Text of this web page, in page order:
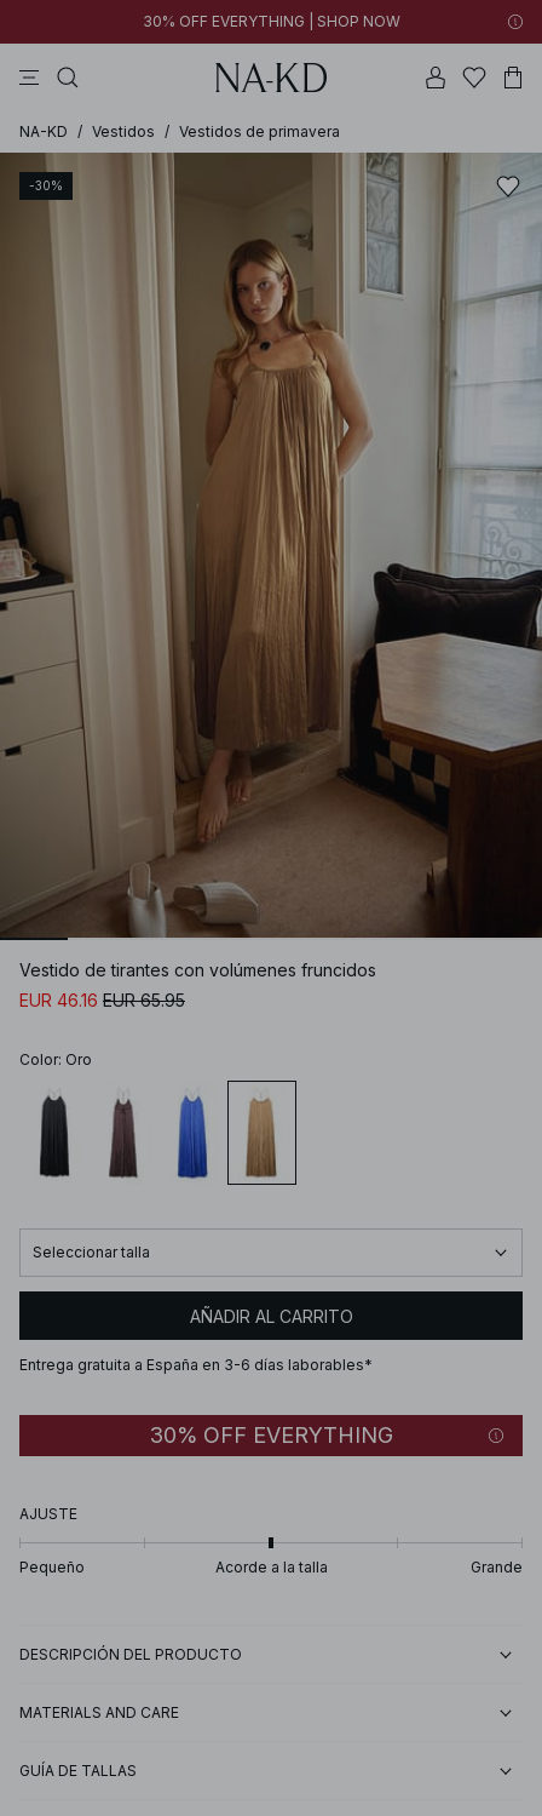
30% OFF EVERYTHING | SHOP NOW
NA-KD / Vestidos / Vestidos de primavera
-30%
Vestido de tirantes con volúmenes fruncidos
EUR 46.16 EUR 65.95
Color: Oro
Seleccionar talla
AÑADIR AL CARRITO
Entrega gratuita a España en 3-6 días laborables*
30% OFF EVERYTHING
AJUSTE
Pequeño Acorde a la talla Grande
DESCRIPCIÓN DEL PRODUCTO
MATERIALS AND CARE
GUÍA DE TALLAS